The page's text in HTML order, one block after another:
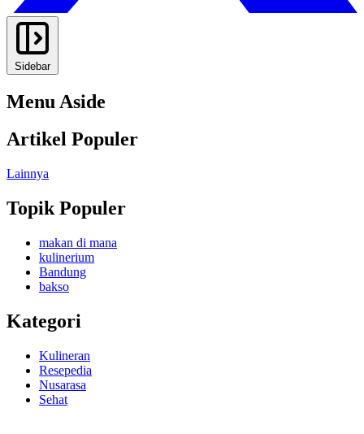
Sidebar
Menu Aside
Artikel Populer
Lainnya
Topik Populer
makan di mana
kulinerium
Bandung
bakso
Kategori
Kulineran
Resepedia
Nusarasa
Sehat